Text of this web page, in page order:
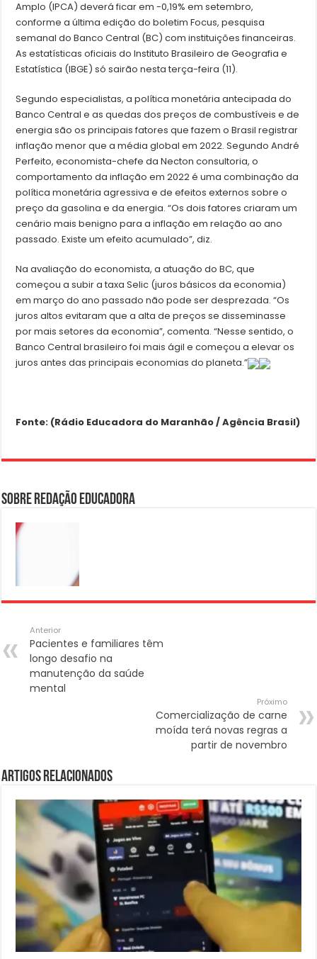
Amplo (IPCA) deverá ficar em -0,19% em setembro,
conforme a última edição do boletim Focus, pesquisa
semanal do Banco Central (BC) com instituições financeiras.
As estatísticas oficiais do Instituto Brasileiro de Geografia e
Estatística (IBGE) só sairão nesta terça-feira (11).
Segundo especialistas, a política monetária antecipada do
Banco Central e as quedas dos preços de combustíveis e de
energia são os principais fatores que fazem o Brasil registrar
inflação menor que a média global em 2022. Segundo André
Perfeito, economista-chefe da Necton consultoria, o
comportamento da inflação em 2022 é uma combinação da
política monetária agressiva e de efeitos externos sobre o
preço da gasolina e da energia. “Os dois fatores criaram um
cenário mais benigno para a inflação em relação ao ano
passado. Existe um efeito acumulado”, diz.
Na avaliação do economista, a atuação do BC, que
começou a subir a taxa Selic (juros básicos da economia)
em março do ano passado não pode ser desprezada. “Os
juros altos evitaram que a alta de preços se disseminasse
por mais setores da economia”, comenta. “Nesse sentido, o
Banco Central brasileiro foi mais ágil e começou a elevar os
juros antes das principais economias do planeta.”
Fonte: (Rádio Educadora do Maranhão / Agência Brasil)
Sobre Redação Educadora
Anterior
Pacientes e familiares têm
longo desafio na
manutenção da saúde
mental
Próximo
Comercialização de carne
moída terá novas regras a
partir de novembro
Artigos Relacionados